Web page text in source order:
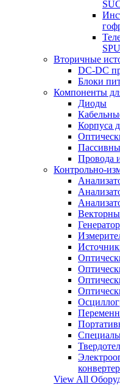
Вторичные
DC-DC
Блоки
Компоненты
Диоды
Корпуса
Провода
Контрольно-
View All